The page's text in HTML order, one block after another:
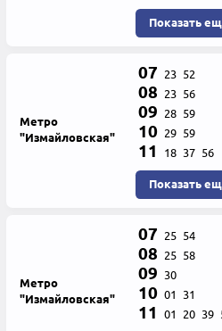
Показать
Метро
"Измайловская"
07 23 52
08 23 56
09 28 59
10 29 59
11 18 37 56
Показать
Метро
"Измайловская"
07 25 54
08 25 58
09 30
10 01 31
11 01 20 39